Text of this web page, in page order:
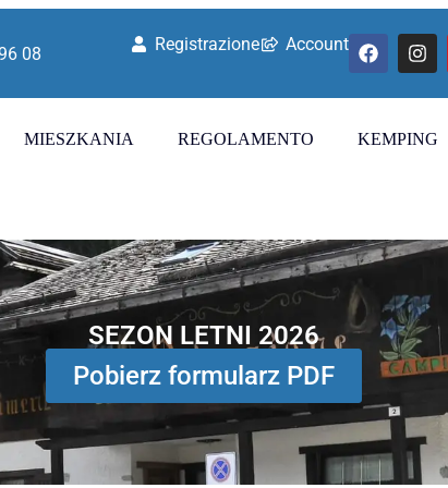
08 Registrazione Account
MIESZKANIA REGOLAMENTO KEMPING
SEZON LETNI 2026
Pobierz formularz PDF